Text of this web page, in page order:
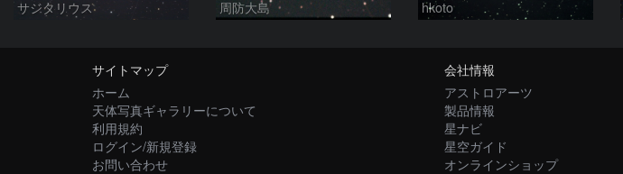
サジタリウス 周防大島 hkoto
サイトマップ
ホーム
天体写真ギャラリーについて
利用規約
ログイン/新規登録
お問い合わせ
会社情報
アストロアーツ
製品情報
星ナビ
星空ガイド
オンラインショップ